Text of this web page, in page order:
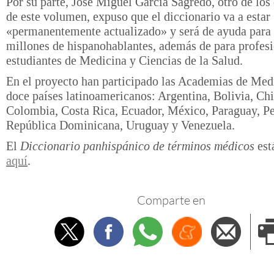
de este volumen, expuso que el diccionario va a estar
«permanentemente actualizado» y será de ayuda para
millones de hispanohablantes, además de para
estudiantes de Medicina y Ciencias de la Salud.
En el proyecto han participado las Academias de
doce países latinoamericanos: Argentina, Bolivia,
Colombia, Costa Rica, Ecuador, México, Paraguay,
República Dominicana, Uruguay y Venezuela.
El Diccionario panhispánico de términos médicos
aquí.
Comparte en
TwitterFacebookWhatsappMenéame